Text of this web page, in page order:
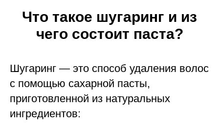
Что такое шугаринг и из
чего состоит паста?
Шугаринг — это способ удаления волос
с помощью сахарной пасты,
приготовленной из натуральных
ингредиентов: